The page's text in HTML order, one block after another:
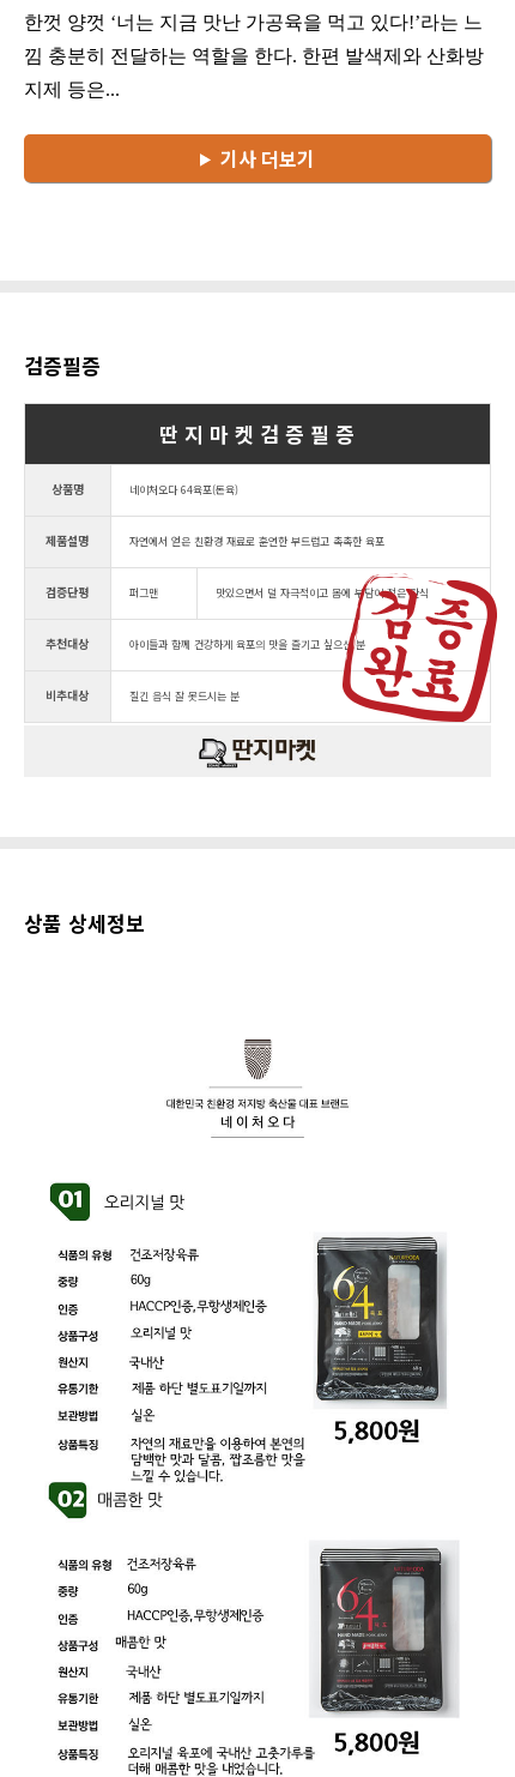
한껏 양껏 ‘너는 지금 맛난 가공육을 먹고 있다!’라는 느
낌 충분히 전달하는 역할을 한다. 한편 발색제와 산화방
지제 등은...
기사 더보기
검증필증
딴 지 마 켓 검 증 필 증
상품명 네이처오다 64육포(돈육)
제품설명 자연에서 얻은 친환경 재료로 훈연한 부드럽고 촉촉한 육포
검증단평 퍼그맨 맛있으면서 덜 자극적이고 몸에 부담이 적은 간식
추천대상 아이들과 함께 건강하게 육포의 맛을 즐기고 싶으신 분
비추대상 질긴 음식 잘 못드시는 분
상품 상세정보